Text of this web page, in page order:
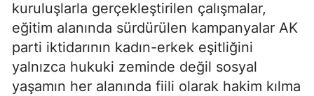
kuruluşlarla gerçekleştirilen çalışmalar,
eğitim alanında sürdürülen kampanyalar AK
parti iktidarının kadın-erkek eşitliğini
yalnızca hukuki zeminde değil sosyal
yaşamın her alanında fiili olarak hakim kılma